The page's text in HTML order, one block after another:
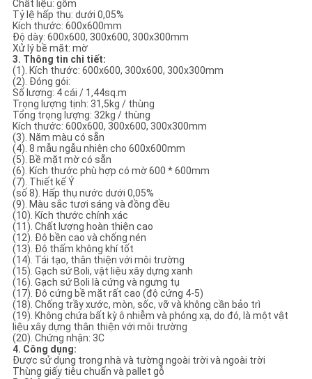
Chất liệu: gốm
Tỷ lệ hấp thụ: dưới 0,05%
Kích thước: 600x600mm
Độ dày: 600x600, 300x600, 300x300mm
Xử lý bề mặt: mờ
3. Thông tin chi tiết:
(1). Kích thước: 600x600, 300x600, 300x300mm
(2). Đóng gói:
Số lượng: 4 cái / 1,44sq.m
Trọng lượng tịnh: 31,5kg / thùng
Tổng trọng lượng: 32kg / thùng
Kích thước: 600x600, 300x600, 300x300mm
(3). Năm màu có sẵn
(4). 8 mẫu ngẫu nhiên cho 600x600mm
(5). Bề mặt mờ có sẵn
(6). Kích thước phù hợp có mờ 600 * 600mm
(7). Thiết kế Ý
(số 8). Hấp thụ nước dưới 0,05%
(9). Màu sắc tươi sáng và đồng đều
(10). Kích thước chính xác
(11). Chất lượng hoàn thiện cao
(12). Độ bền cao và chống nén
(13). Độ thấm không khí tốt
(14). Tái tạo, thân thiện với môi trường
(15). Gạch sứ Boli, vật liệu xây dựng xanh
(16). Gạch sứ Boli là cứng và ngưng tụ
(17). Độ cứng bề mặt rất cao (độ cứng 4-5)
(18). Chống trầy xước, mòn, sốc, vỡ và không cần bảo trì
(19). Không chứa bất kỳ ô nhiễm và phóng xạ, do đó, là một vật
liệu xây dựng thân thiện với môi trường
(20). Chứng nhận: 3C
4. Công dụng:
Được sử dụng trong nhà và tường ngoài trời và ngoài trời
Thùng giấy tiêu chuẩn và pallet gỗ